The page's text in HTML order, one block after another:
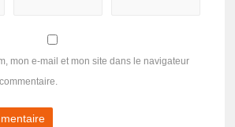
mon e-mail et mon site dans le navigateur